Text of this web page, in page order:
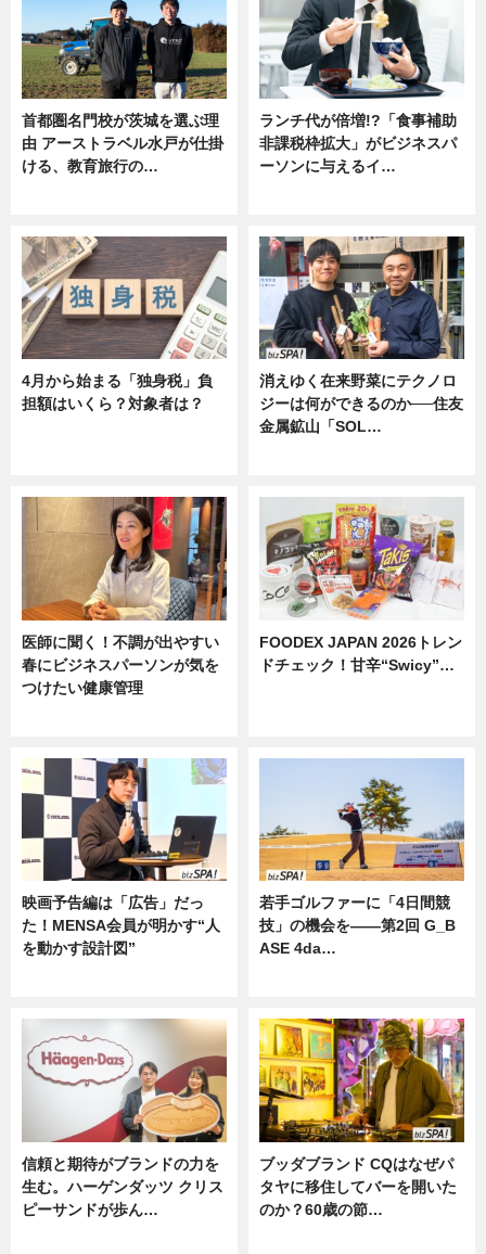
首都圏名門校が茨城を選ぶ理
由 アーストラベル水戸が仕掛
ける、教育旅行の…
ランチ代が倍増!?「食事補助
非課税枠拡大」がビジネスパ
ーソンに与えるイ…
4月から始まる「独身税」負
担額はいくら？対象者は？
消えゆく在来野菜にテクノロ
ジーは何ができるのか──住友
金属鉱山「SOL…
医師に聞く！不調が出やすい
春にビジネスパーソンが気を
つけたい健康管理
FOODEX JAPAN 2026トレン
ドチェック！甘辛“Swicy”…
映画予告編は「広告」だっ
た！MENSA会員が明かす“人
を動かす設計図”
若手ゴルファーに「4日間競
技」の機会を——第2回 G_B
ASE 4da…
信頼と期待がブランドの力を
生む。ハーゲンダッツ クリス
ピーサンドが歩ん…
ブッダブランド CQはなぜパ
タヤに移住してバーを開いた
のか？60歳の節…